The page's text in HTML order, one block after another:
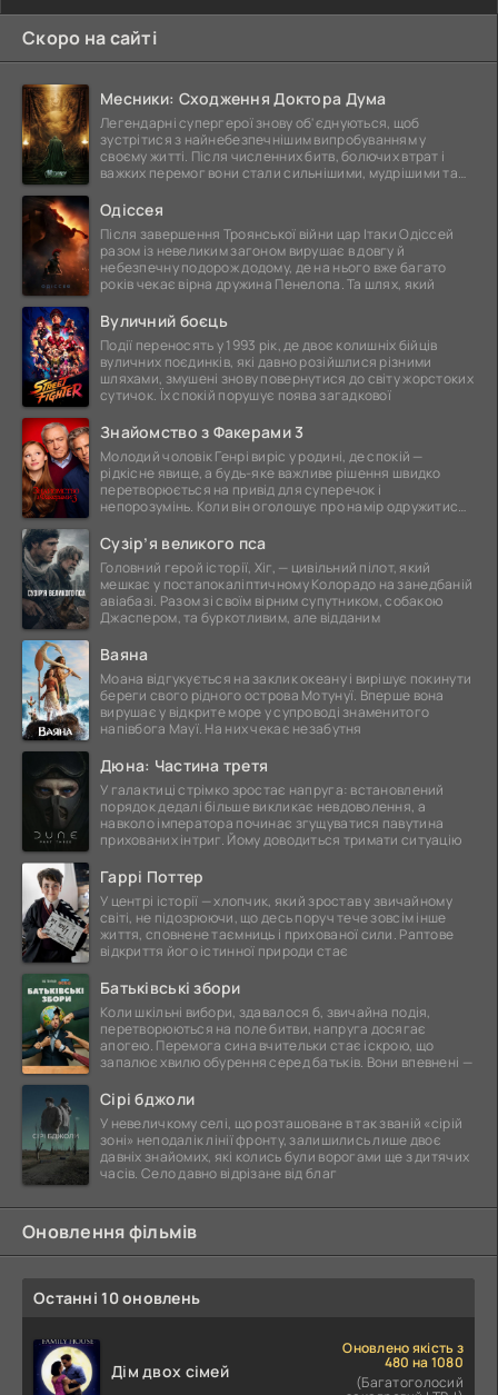
Скоро на сайті
Месники: Сходження Доктора Дума
Легендарні супергерої знову об'єднуються, щоб
зустрітися з найнебезпечнішим випробуванням у
своєму житті. Після численних битв, болючих втрат і
важких перемог вони стали сильнішими, мудрішими та
Одіссея
Після завершення Троянської війни цар Ітаки Одіссей
разом із невеликим загоном вирушає в довгу й
небезпечну подорож додому, де на нього вже багато
років чекає вірна дружина Пенелопа. Та шлях, який
Вуличний боєць
Події переносять у 1993 рік, де двоє колишніх бійців
вуличних поєдинків, які давно розійшлися різними
шляхами, змушені знову повернутися до світу жорстоких
сутичок. Їх спокій порушує поява загадкової
Знайомство з Факерами 3
Молодий чоловік Генрі виріс у родині, де спокій —
рідкісне явище, а будь-яке важливе рішення швидко
перетворюється на привід для суперечок і
непорозумінь. Коли він оголошує про намір одружитися,
Сузір’я великого пса
Головний герой історії, Хіг, — цивільний пілот, який
мешкає у постапокаліптичному Колорадо на занедбаній
авіабазі. Разом зі своїм вірним супутником, собакою
Джаспером, та буркотливим, але відданим
Ваяна
Моана відгукується на заклик океану і вирішує покинути
береги свого рідного острова Мотунуї. Вперше вона
вирушає у відкрите море у супроводі знаменитого
напівбога Мауї. На них чекає незабутня
Дюна: Частина третя
У галактиці стрімко зростає напруга: встановлений
порядок дедалі більше викликає невдоволення, а
навколо імператора починає згущуватися павутина
прихованих інтриг. Йому доводиться тримати ситуацію
Гаррі Поттер
У центрі історії — хлопчик, який зростав у звичайному
світі, не підозрюючи, що десь поруч тече зовсім інше
життя, сповнене таємниць і прихованої сили. Раптове
відкриття його істинної природи стає
Батьківські збори
Коли шкільні вибори, здавалося б, звичайна подія,
перетворюються на поле битви, напруга досягає
апогею. Перемога сина вчительки стає іскрою, що
запалює хвилю обурення серед батьків. Вони впевнені —
Сірі бджоли
У невеличкому селі, що розташоване в так званій «сірій
зоні» неподалік лінії фронту, залишились лише двоє
давніх знайомих, які колись були ворогами ще з дитячих
часів. Село давно відрізане від благ
Оновлення фільмів
Останні 10 оновлень
Дім двох сімей
Оновлено якість з
480 на 1080
(Багатоголосий